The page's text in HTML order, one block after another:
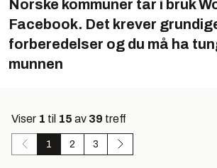
Norske kommuner tar i bruk
Facebook. Det krever
forberedelser og du må ha
munnen
Viser 1 til 15 av 39 treff
1 2 3